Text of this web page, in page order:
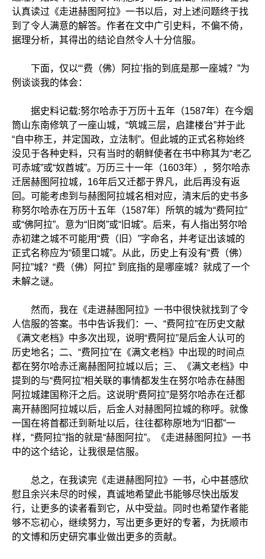
认真读过《走进赫图阿拉》一书以后，对上述问题终于找
到了令人满意的解答。作者在文中广引史料，不偏不倚，
据理分析，其得出的结论自然令人十分信服。
下面，仅以“‘费（佛）阿拉’指的到底是那一座城？”为
例谈谈我的体会：
据史料记载:努尔哈赤于万历十五年（1587年）在今烟
筒山东南修筑了一座山城，“筑城三层，启建楼台”并于此
“自中称王，并定国政，立法制”。但此城的正式名称始终
没见于各种史料，只有当时的朝鲜使者在书中称其为“老乙
可赤城”或“奴酋城”。万历三十一年（1603年），努尔哈赤
迁居赫图阿拉城，16年后又迁都于界凡，此后再没有返
回。可能考虑到与赫图阿拉城名相对应，清末后的史书多
称努尔哈赤在万历十五年（1587年）所筑的城为“费阿拉”
或“佛阿拉”。意为“旧岗”或“旧城”。后来，有人指出努尔哈
赤初建之城不可能用“费（旧）”字命名，并考证出该城的
正式名称应为“硕里口城”。从此，历史上有没有“费（佛）
阿拉”城？“费（佛）阿拉” 到底指的是哪座城？就成了一个
未解之谜。
然而，我在《走进赫图阿拉》一书中很快就找到了令
人信服的答案。书中告诉我们：一、“费阿拉”在历史文献
《满文老档》中多次出现，说明“费阿拉”是后金人认可的
历史地名；二、“费阿拉”在《满文老档》中出现的时间点
都在努尔哈赤迁离赫图阿拉城以后；三、《满文老档》中
提到的与“费阿拉”相关联的事情都发生在努尔哈赤在赫图
阿拉城建国称汗之后。这说明“费阿拉”是努尔哈赤在迁都
离开赫图阿拉城以后，后金人对赫图阿拉城的称呼。就像
一国在将首都迁到新址以后，往往都称原地为“旧都”一
样，“费阿拉”指的就是“赫图阿拉”。《走进赫图阿拉》一书
中的这个结论，让我很是信服。
总之，在我读完《走进赫图阿拉》一书，心中甚感欣
慰且余兴未尽的时候，真诚地希望此书能够尽快出版发
行，让更多的读者看到它，从中受益。同时也希望作者能
够不忘初心，继续努力，写出更多更好的专著，为抚顺市
的文博和历史研究事业做出更多的贡献。